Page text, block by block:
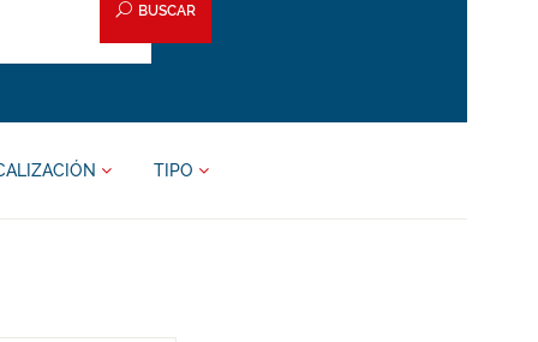
BUSCAR
TIPO